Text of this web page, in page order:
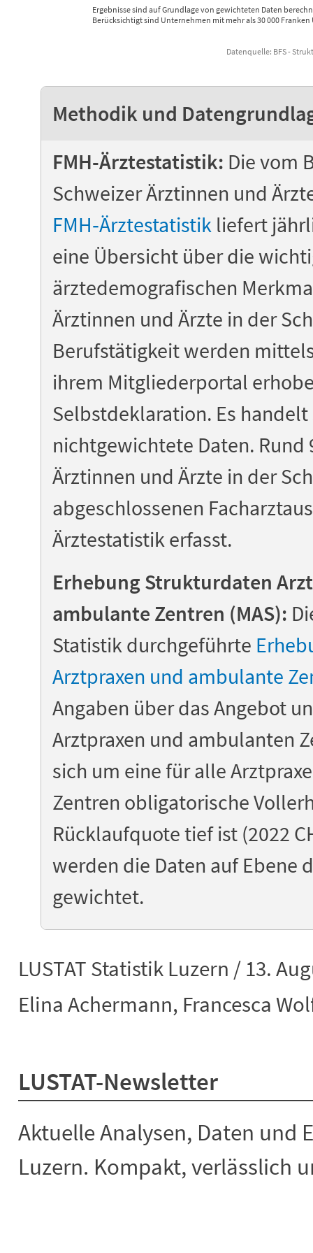
Ergebnisse sind auf Grundlage von gewichteten Daten
Berücksichtigt sind Unternehmen mit mehr als 30 000
Datenquelle: BFS -
Methodik und
FMH-Ärztestatistik: Die vom
Schweizer Ärztinnen und
FMH‑Ärztestatistik liefert
eine Übersicht über die
ärztedemografischen
Ärztinnen und Ärzte in der
Berufstätigkeit werden
ihrem Mitgliederportal
Selbstdeklaration. Es
nichtgewichtete Daten. Rund
Ärztinnen und Ärzte in der
abgeschlossenen
Ärztestatistik erfasst.
Erhebung Strukturdaten
ambulante Zentren (MAS):
Statistik durchgeführte
Arztpraxen und ambulante
Angaben über das Angebot
Arztpraxen und ambulanten
sich um eine für alle
Zentren obligatorische
Rücklaufquote tief ist (2022
werden die Daten auf Ebene
gewichtet.
LUSTAT Statistik Luzern / 13.
Elina Achermann, Francesca
LUSTAT-Newsletter
Aktuelle Analysen, Daten und
Luzern. Kompakt, verlässlich